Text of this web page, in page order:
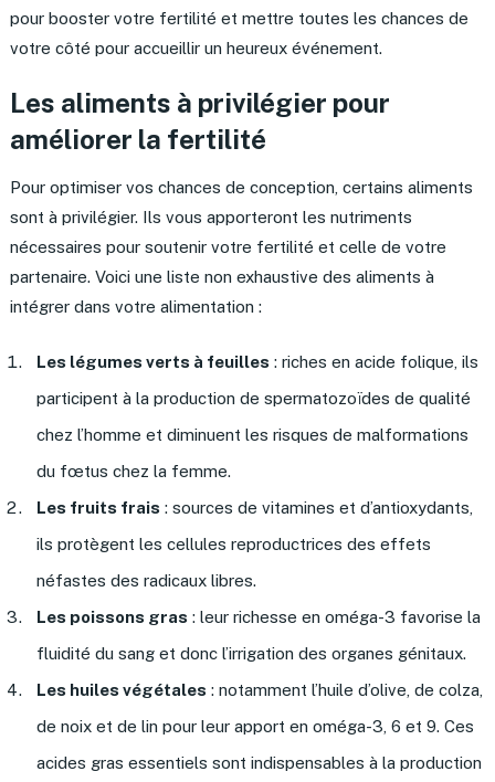
pour booster votre fertilité et mettre toutes les chances de
votre côté pour accueillir un heureux événement.
Les aliments à privilégier pour
améliorer la fertilité
Pour optimiser vos chances de conception, certains aliments
sont à privilégier. Ils vous apporteront les nutriments
nécessaires pour soutenir votre fertilité et celle de votre
partenaire. Voici une liste non exhaustive des aliments à
intégrer dans votre alimentation :
Les légumes verts à feuilles : riches en acide folique, ils
participent à la production de spermatozoïdes de qualité
chez l’homme et diminuent les risques de malformations
du fœtus chez la femme.
Les fruits frais : sources de vitamines et d’antioxydants,
ils protègent les cellules reproductrices des effets
néfastes des radicaux libres.
Les poissons gras : leur richesse en oméga-3 favorise la
fluidité du sang et donc l’irrigation des organes génitaux.
Les huiles végétales : notamment l’huile d’olive, de colza,
de noix et de lin pour leur apport en oméga-3, 6 et 9. Ces
acides gras essentiels sont indispensables à la production